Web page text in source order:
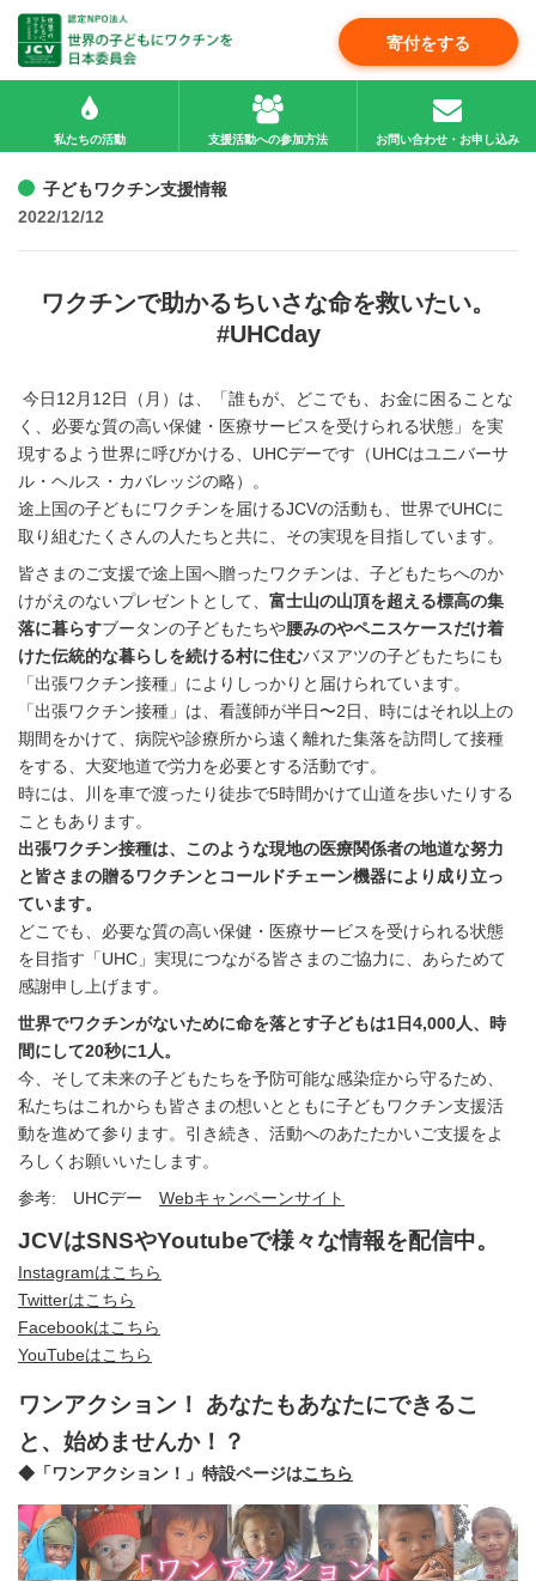
寄付をする
私たちの活動 支援活動への参加方法 お問い合わせ・お申し込み
子どもワクチン支援情報
2022/12/12
ワクチンで助かるちいさな命を救いたい。
#UHCday
今日12月12日（月）は、「誰もが、どこでも、お金に困ることな
く、必要な質の高い保健・医療サービスを受けられる状態」を実
現するよう世界に呼びかける、UHCデーです（UHCはユニバーサ
ル・ヘルス・カバレッジの略）。
途上国の子どもにワクチンを届けるJCVの活動も、世界でUHCに
取り組むたくさんの人たちと共に、その実現を目指しています。
皆さまのご支援で途上国へ贈ったワクチンは、子どもたちへのか
けがえのないプレゼントとして、 富士山の山頂を超える標高の集
落に暮らすブータンの子どもたちや腰みのやペニスケースだけ着
けた伝統的な暮らしを続ける村に住むバヌアツの子どもたちにも
「出張ワクチン接種」によりしっかりと届けられています。
「出張ワクチン接種」は、看護師が半日〜2日、時にはそれ以上の
期間をかけて、病院や診療所から遠く離れた集落を訪問して接種
をする、大変地道で労力を必要とする活動です。
時には、川を車で渡ったり徒歩で5時間かけて山道を歩いたりする
こともあります。
出張ワクチン接種は、このような現地の医療関係者の地道な努力
と皆さまの贈るワクチンとコールドチェーン機器により成り立っ
ています。
どこでも、必要な質の高い保健・医療サービスを受けられる状態
を目指す「UHC」実現につながる皆さまのご協力に、あらためて
感謝申し上げます。
世界でワクチンがないために命を落とす子どもは1日4,000人、時
間にして20秒に1人。
今、そして未来の子どもたちを予防可能な感染症から守るため、
私たちはこれからも皆さまの想いとともに子どもワクチン支援活
動を進めて参ります。引き続き、活動へのあたたかいご支援をよ
ろしくお願いいたします。
参考: UHCデー Webキャンペーンサイト
JCVはSNSやYoutubeで様々な情報を配信中。
Instagramはこちら
Twitterはこちら
Facebookはこちら
YouTubeはこちら
ワンアクション！ あなたもあなたにできるこ
と、始めませんか！？
◆「ワンアクション！」特設ページはこちら